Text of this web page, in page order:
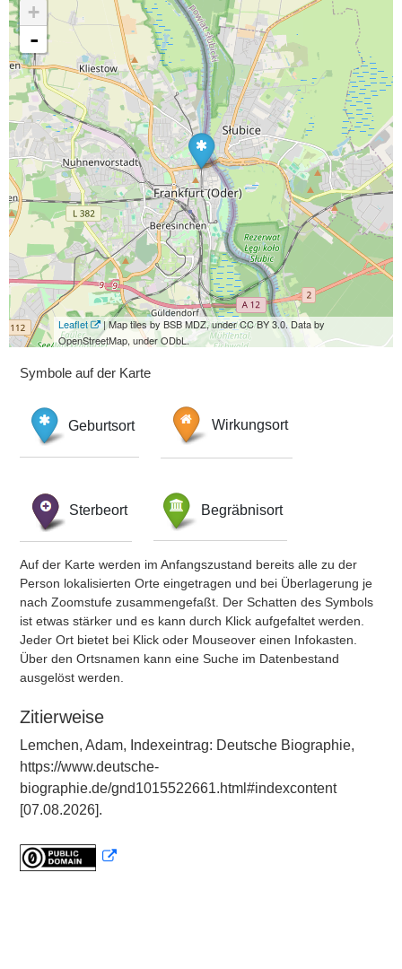
+
-
Leaflet
| Map tiles by BSB MDZ, under CC BY 3.0. Data by
OpenStreetMap, under ODbL.
Symbole auf der Karte
Geburtsort Wirkungsort
Sterbeort Begräbnisort
Auf der Karte werden im Anfangszustand bereits alle zu der
Person lokalisierten Orte eingetragen und bei Überlagerung je
nach Zoomstufe zusammengefaßt. Der Schatten des Symbols
ist etwas stärker und es kann durch Klick aufgefaltet werden.
Jeder Ort bietet bei Klick oder Mouseover einen Infokasten.
Über den Ortsnamen kann eine Suche im Datenbestand
ausgelöst werden.
Zitierweise
Lemchen, Adam, Indexeintrag: Deutsche Biographie,
https://www.deutsche-
biographie.de/gnd1015522661.html#indexcontent
[07.08.2026].